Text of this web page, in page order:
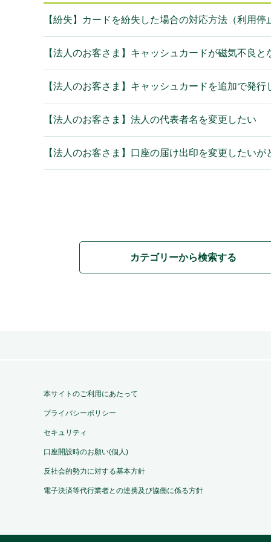
【紛失】カードを紛失した場合の対応方法（利用
【法人のお客さま】キャッシュカードが磁気不良
【法人のお客さま】キャッシュカードを追加で発
【法人のお客さま】法人の代表者名を変更したい
【法人のお客さま】口座の届け出印を変更したい
カテゴリーから検索する
本サイトのご利用にあたって
プライバシーポリシー
セキュリティ
口座開設時のお願い(個人)
反社会的勢力に対する基本方針
電子決済等代行業者との連携及び協働に係る方針